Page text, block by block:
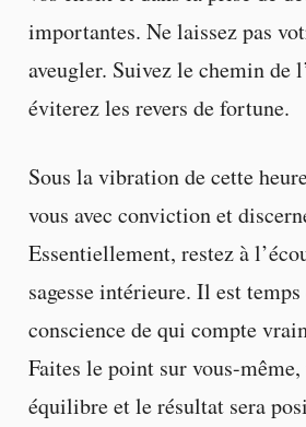
importantes. Ne laissez pas
aveugler. Suivez le chemin de
éviterez les revers de fortune.
Sous la vibration de cette
vous avec conviction et
Essentiellement, restez à
sagesse intérieure. Il est
conscience de qui compte
Faites le point sur vous-
équilibre et le résultat sera